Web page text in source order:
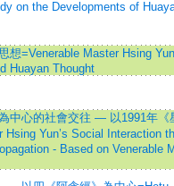
on the Developments of
想=Venerable Master Hsing
Huayan Thought
中心的社會交往 — 以1991年《
Hsing Yun’s Social Interaction
- Based on Venerable